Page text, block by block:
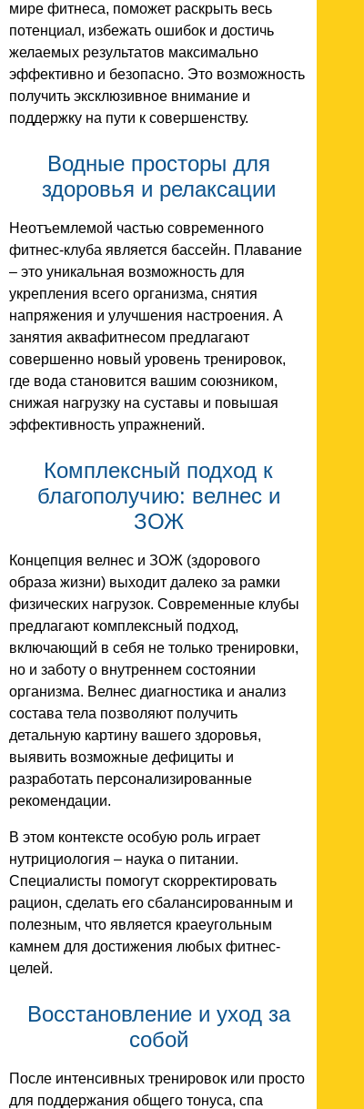
мире фитнеса, поможет раскрыть весь
потенциал, избежать ошибок и достичь
желаемых результатов максимально
эффективно и безопасно. Это возможность
получить эксклюзивное внимание и
поддержку на пути к совершенству.
Водные просторы для
здоровья и релаксации
Неотъемлемой частью современного
фитнес-клуба является бассейн. Плавание
– это уникальная возможность для
укрепления всего организма, снятия
напряжения и улучшения настроения. А
занятия аквафитнесом предлагают
совершенно новый уровень тренировок,
где вода становится вашим союзником,
снижая нагрузку на суставы и повышая
эффективность упражнений.
Комплексный подход к
благополучию: велнес и
ЗОЖ
Концепция велнес и ЗОЖ (здорового
образа жизни) выходит далеко за рамки
физических нагрузок. Современные клубы
предлагают комплексный подход,
включающий в себя не только тренировки,
но и заботу о внутреннем состоянии
организма. Велнес диагностика и анализ
состава тела позволяют получить
детальную картину вашего здоровья,
выявить возможные дефициты и
разработать персонализированные
рекомендации.
В этом контексте особую роль играет
нутрициология – наука о питании.
Специалисты помогут скорректировать
рацион, сделать его сбалансированным и
полезным, что является краеугольным
камнем для достижения любых фитнес-
целей.
Восстановление и уход за
собой
После интенсивных тренировок или просто
для поддержания общего тонуса, спа